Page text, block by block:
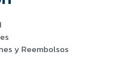
y Reembolsos